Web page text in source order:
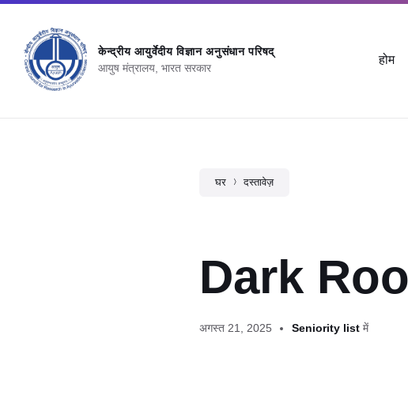
केन्‍द्रीय आयुर्वेदीय विज्ञान अनुसंधान परिषद्
आयुष मंत्रालय, भारत सरकार
होम
घर दस्तावेज़
Dark
अगस्त 21, 2025 Seniority list में